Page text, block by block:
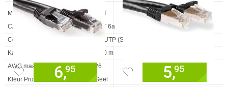
Eigenschap Waarde
Merk
ACT
CAT Type
CAT 6a
Constructie
SF/UTP (SFTP)
Kabellengte
0.50 m
AWG maat
26
Kleur Product
Geel
6,95 5,95